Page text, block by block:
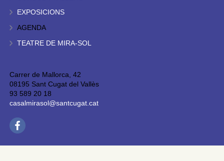
EXPOSICIONS
AGENDA
TEATRE DE MIRA-SOL
Carrer de Mallorca, 42
08195 Sant Cugat del Vallès
93 589 20 18
casalmirasol@santcugat.cat